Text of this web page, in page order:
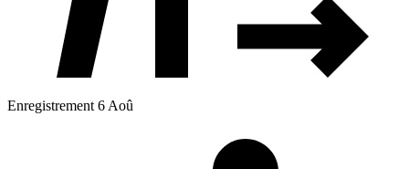
Enregistrement 6 Aoû